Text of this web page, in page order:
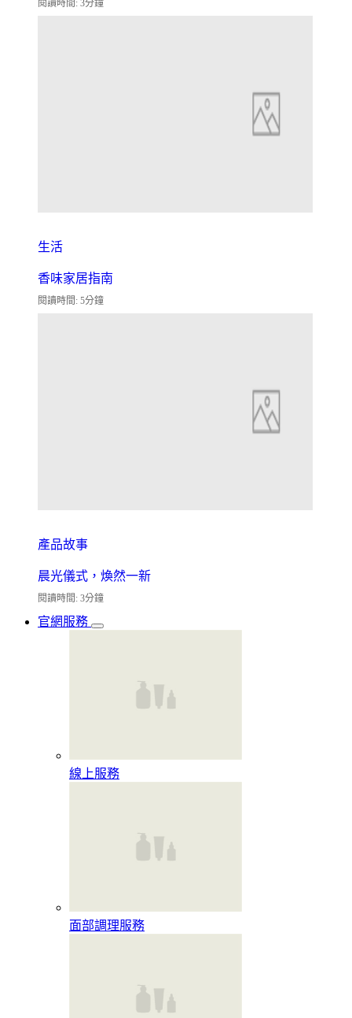
閱讀時間: 3分鐘
生活
香味家居指南
閱讀時間: 5分鐘
產品故事
晨光儀式，煥然一新
閱讀時間: 3分鐘
官網服務
線上服務
面部調理服務